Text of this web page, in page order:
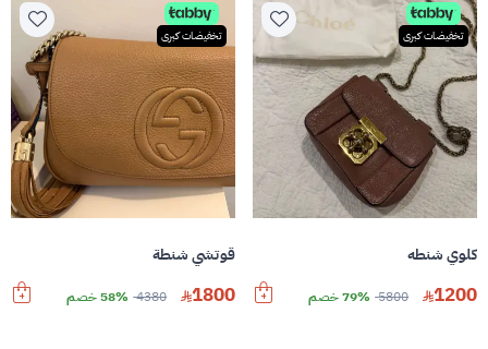
تخفيضات كبرى
كلوي شنطه
1200
5800 79% خصم
تخفيضات كبرى
قوتشي شنطة
1800
4380 58% خصم